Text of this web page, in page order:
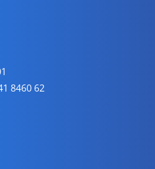
8460 62